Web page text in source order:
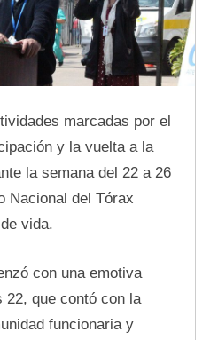
marcadas por el
y la vuelta a la
la semana del 22 a 26
Nacional del Tórax
vida.
con una emotiva
22, que contó con la
funcionaria y